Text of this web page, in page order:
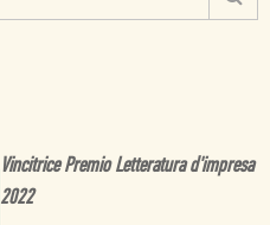
Vincitrice Premio Letteratura d'impresa
2022